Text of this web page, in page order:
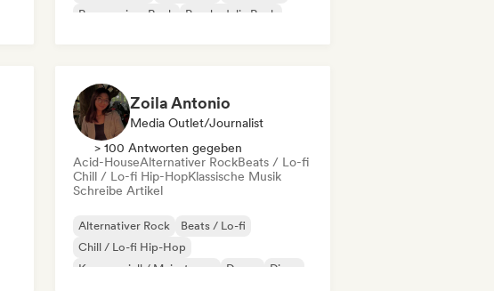
Progressiver Rock
Psychedelic Rock
Zoila Antonio
Media Outlet/Journalist
> 100 Antworten gegeben
Acid-HouseAlternativer RockBeats / Lo-fi
Chill / Lo-fi Hip-HopKlassische Musik
Schreibe Artikel
Alternativer Rock
Beats / Lo-fi
Chill / Lo-fi Hip-Hop
Kommerziell / Mainstream
Dance
Disco